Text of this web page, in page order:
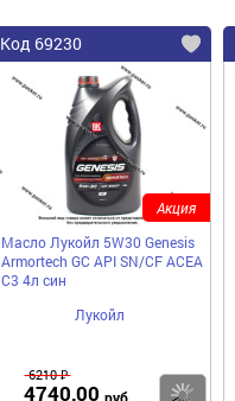
Купить
Код 69230
Масло Лукойл 5W30 Genesis
Armortech GC API SN/CF ACEA
C3 4л син
Лукойл
6210 ₽
4740,00
Акция